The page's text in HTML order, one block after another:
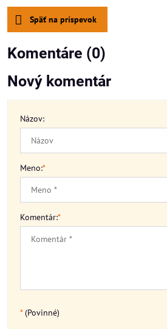
Späť na príspevok
Komentáre (0)
Nový komentár
Názov:
Meno:*
Komentár:*
*(Povinné)